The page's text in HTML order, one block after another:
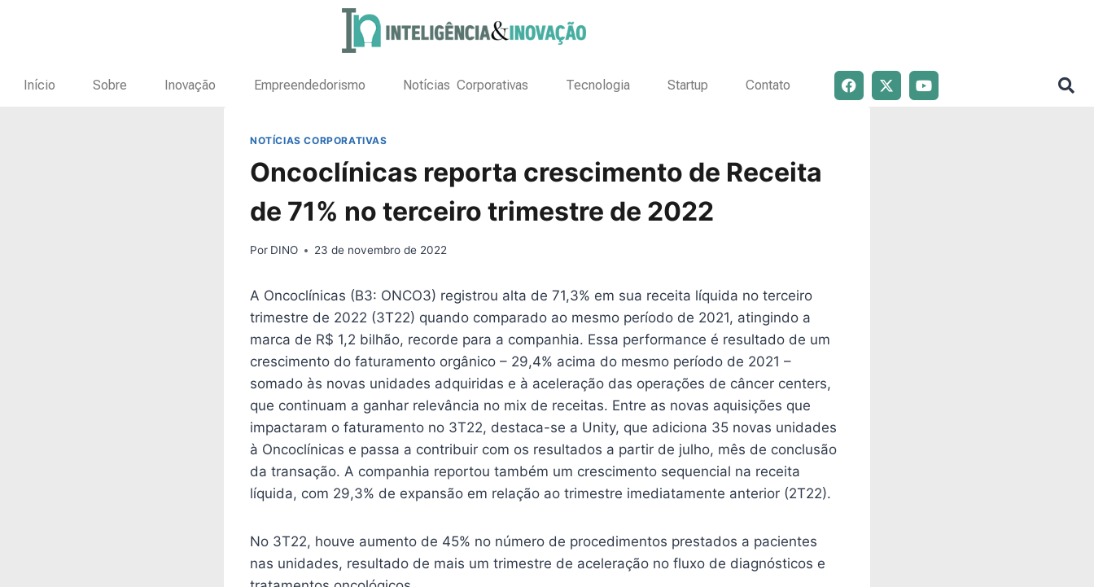
Início Sobre Inovação Empreendedorismo Notícias Corporativas Tecnologia Startup Contato
NOTÍCIAS CORPORATIVAS
Oncoclínicas reporta crescimento de Receita
de 71% no terceiro trimestre de 2022
Por DINO 23 de novembro de 2022
A Oncoclínicas (B3: ONCO3) registrou alta de 71,3% em sua receita líquida no terceiro
trimestre de 2022 (3T22) quando comparado ao mesmo período de 2021, atingindo a
marca de R$ 1,2 bilhão, recorde para a companhia. Essa performance é resultado de um
crescimento do faturamento orgânico – 29,4% acima do mesmo período de 2021 –
somado às novas unidades adquiridas e à aceleração das operações de câncer centers,
que continuam a ganhar relevância no mix de receitas. Entre as novas aquisições que
impactaram o faturamento no 3T22, destaca-se a Unity, que adiciona 35 novas unidades
à Oncoclínicas e passa a contribuir com os resultados a partir de julho, mês de conclusão
da transação. A companhia reportou também um crescimento sequencial na receita
líquida, com 29,3% de expansão em relação ao trimestre imediatamente anterior (2T22).
No 3T22, houve aumento de 45% no número de procedimentos prestados a pacientes
nas unidades, resultado de mais um trimestre de aceleração no fluxo de diagnósticos e